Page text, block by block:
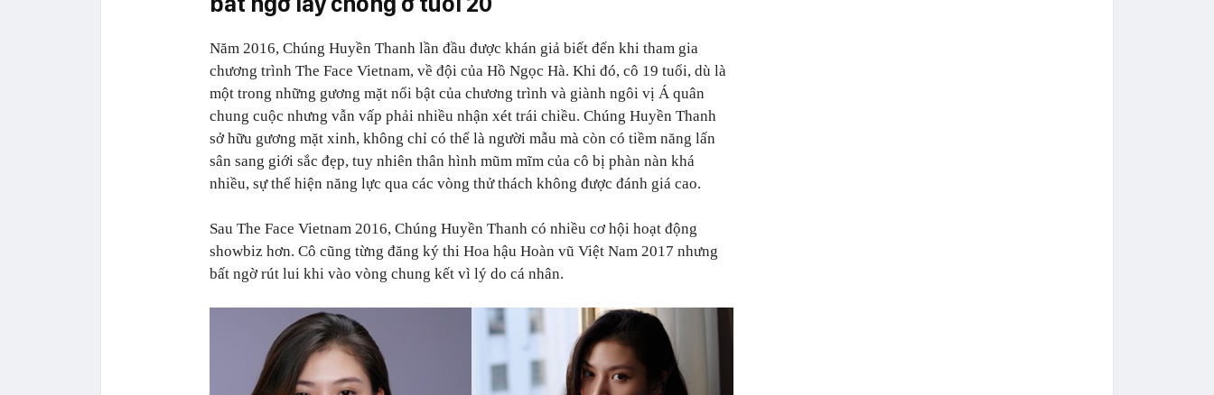
Năm 2016, Chúng Huyền Thanh lần đầu được khán giả biết đến khi tham gia
chương trình The Face Vietnam, về đội của Hồ Ngọc Hà. Khi đó, cô 19 tuổi, dù là
một trong những gương mặt nổi bật của chương trình và giành ngôi vị Á quân
chung cuộc nhưng vẫn vấp phải nhiều nhận xét trái chiều. Chúng Huyền Thanh
sở hữu gương mặt xinh, không chỉ có thể là người mẫu mà còn có tiềm năng lấn
sân sang giới sắc đẹp, tuy nhiên thân hình mũm mĩm của cô bị phàn nàn khá
nhiều, sự thể hiện năng lực qua các vòng thử thách không được đánh giá cao.
Sau The Face Vietnam 2016, Chúng Huyền Thanh có nhiều cơ hội hoạt động
showbiz hơn. Cô cũng từng đăng ký thi Hoa hậu Hoàn vũ Việt Nam 2017 nhưng
bất ngờ rút lui khi vào vòng chung kết vì lý do cá nhân.